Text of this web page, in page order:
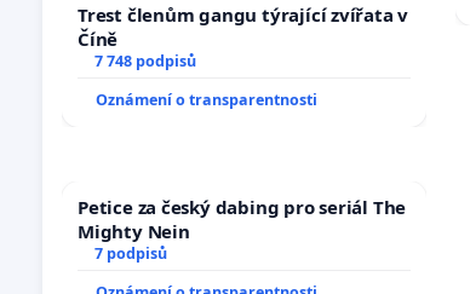
Trest členům gangu týrající zvířata v
Číně
7 748 podpisů
Oznámení o transparentnosti
Petice za český dabing pro seriál The
Mighty Nein
7 podpisů